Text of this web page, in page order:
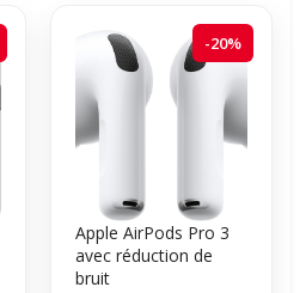
-20%
Apple AirPods Pro 3
avec réduction de
bruit